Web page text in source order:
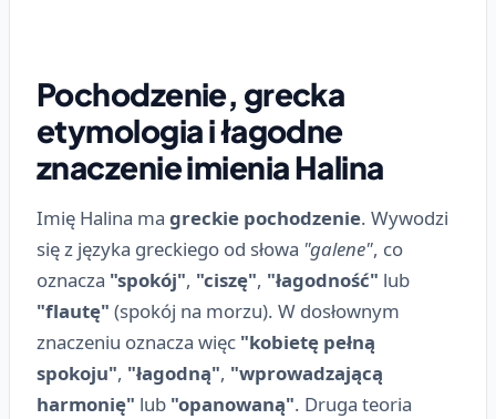
Pochodzenie, grecka
etymologia i łagodne
znaczenie imienia Halina
Imię Halina ma greckie pochodzenie. Wywodzi
się z języka greckiego od słowa "galene", co
oznacza "spokój", "ciszę", "łagodność" lub
"flautę" (spokój na morzu). W dosłownym
znaczeniu oznacza więc "kobietę pełną
spokoju", "łagodną", "wprowadzającą
harmonię" lub "opanowaną". Druga teoria